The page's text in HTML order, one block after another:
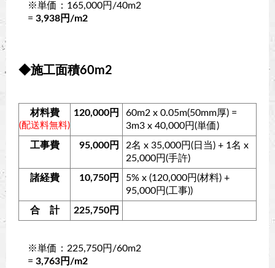
※単価：165,000円/40m2
= 3,938円/m2
◆施工面積60m2
材料費
(配送料無料)
120,000円
60m2 x 0.05m(50mm厚) =
3m3 x 40,000円(単価)
工事費
95,000円
2名 x 35,000円(日当) + 1名 x
25,000円(手許)
諸経費
10,750円
5% x (120,000円(材料) +
95,000円(工事))
合 計
225,750円
※単価：225,750円/60m2
= 3,763円/m2